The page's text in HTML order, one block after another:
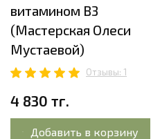
витамином В3
(Мастерская Олеси
Мустаевой)
Отзывы: 1
4 830 тг.
Добавить в корзину